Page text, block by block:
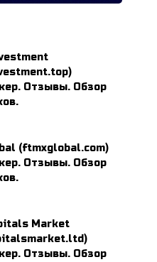
Отзывы. Обзор
(ftmxglobal.com)
Отзывы. Обзор
Market
Отзывы. Обзор